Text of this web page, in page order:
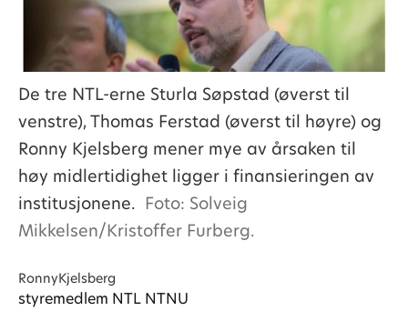
De tre NTL-erne Sturla Søpstad (øverst til
venstre), Thomas Ferstad (øverst til høyre) og
Ronny Kjelsberg mener mye av årsaken til
høy midlertidighet ligger i finansieringen av
institusjonene. Foto: Solveig
Mikkelsen/Kristoffer Furberg.
RonnyKjelsberg
styremedlem NTL NTNU